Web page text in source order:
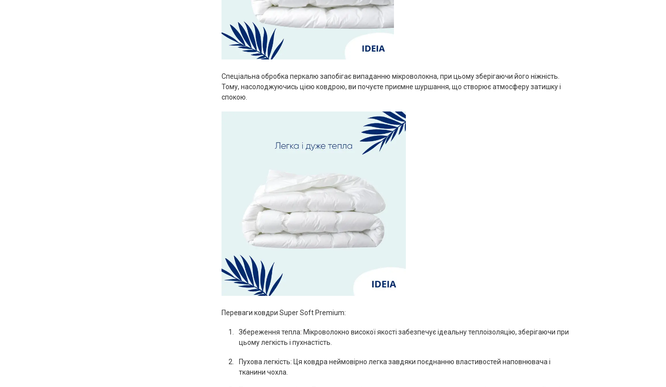
Спеціальна обробка перкалю запобігає випаданню мікроволокна, при цьому зберігаючи його ніжність.
Тому, насолоджуючись цією ковдрою, ви почуєте приємне шуршання, що створює атмосферу затишку і
спокою.
Переваги ковдри Super Soft Premium:
Збереження тепла: Мікроволокно високої якості забезпечує ідеальну теплоізоляцію, зберігаючи при
цьому легкість і пухнастість.
Пухова легкість: Ця ковдра неймовірно легка завдяки поєднанню властивостей наповнювача і
тканини чохла.